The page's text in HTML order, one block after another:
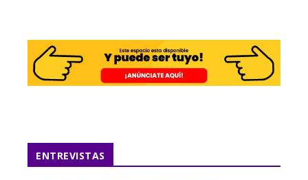
ENTREVISTAS